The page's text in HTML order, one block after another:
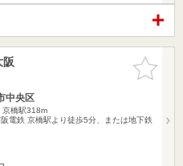
お気に入
りに追加
阪
中央区
京橋駅318m
電鉄 京橋駅より徒歩5分、または地下鉄